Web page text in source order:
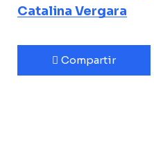
Catalina Vergara
Compartir